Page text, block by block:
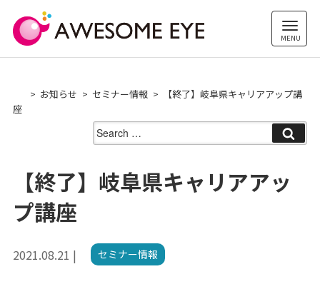
content
お知らせ セミナー情報
【終了】岐阜県キャリアアップ講
座
Search
for:
【終了】岐阜県キャリアアッ
プ講座
2021.08.21 | セミナー情報